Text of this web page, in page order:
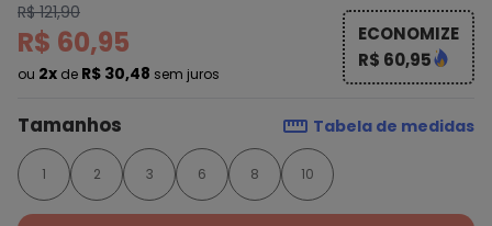
R$ 121,90
R$ 60,95
ou 2x de R$ 30,48 sem juros
ECONOMIZE
R$ 60,95
Tamanhos Tabela de medidas
1 2 3 6 8 10